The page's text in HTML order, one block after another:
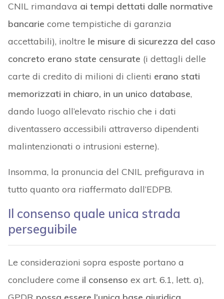
CNIL rimandava ai tempi dettati dalle normative
bancarie come tempistiche di garanzia
accettabili), inoltre le misure di sicurezza del caso
concreto erano state censurate (i dettagli delle
carte di credito di milioni di clienti erano stati
memorizzati in chiaro, in un unico database,
dando luogo all’elevato rischio che i dati
diventassero accessibili attraverso dipendenti
malintenzionati o intrusioni esterne).
Insomma, la pronuncia del CNIL prefigurava in
tutto quanto ora riaffermato dall’EDPB.
Il consenso quale unica strada
perseguibile
Le considerazioni sopra esposte portano a
concludere come il consenso ex art. 6.1, lett. a),